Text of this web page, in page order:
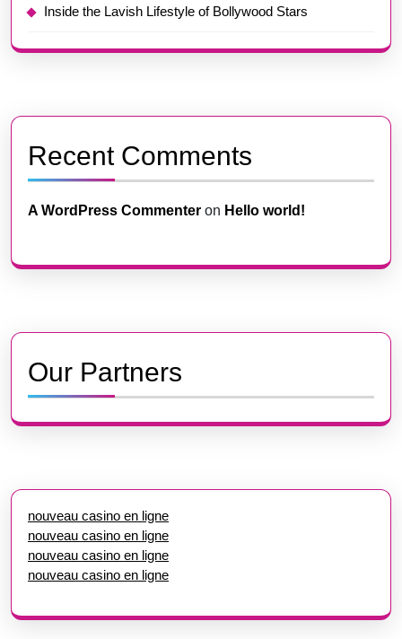
Inside the Lavish Lifestyle of Bollywood Stars
Recent Comments
A WordPress Commenter on Hello world!
Our Partners
nouveau casino en ligne
nouveau casino en ligne
nouveau casino en ligne
nouveau casino en ligne